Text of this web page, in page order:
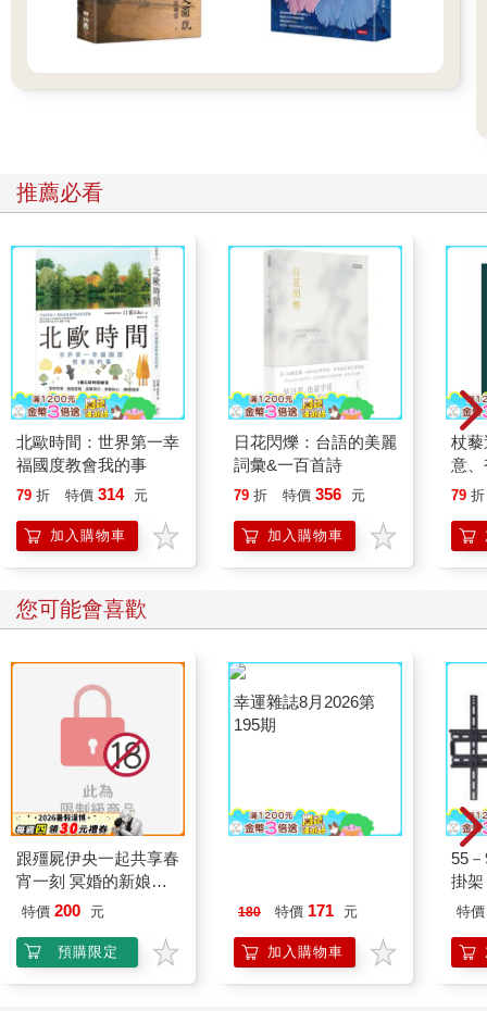
推薦必看
北歐時間：世界第一幸
福國度教會我的事
79 折 特價 314 元
加入購物車
日花閃爍：台語的美麗
詞彙&一百首詩
79 折 特價 356 元
加入購物車
杖
意
恭
79 折
您可能會喜歡
跟殭屍伊央一起共享春
宵一刻 冥婚的新娘番
外篇
特價 200 元
預購限定
180 特價 171 元
加入購物車
55
掛架
特價